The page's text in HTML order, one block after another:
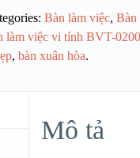
Bàn làm việc, Bàn
làm việc vi tính BVT-0200
, bàn xuân hòa.
Mô tả